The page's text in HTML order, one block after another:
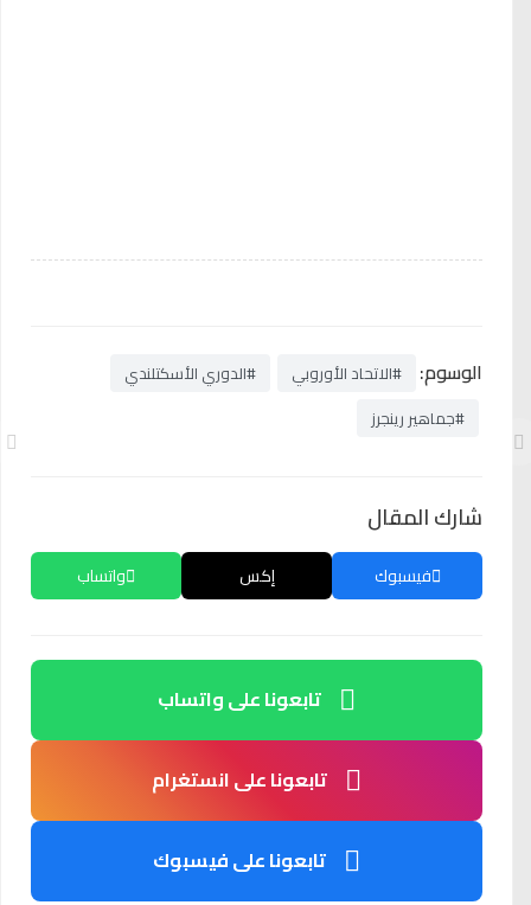
الوسوم: #الاتحاد الأوروبي
#الدوري الأسكتلندي
#جماهير رينجرز
شارك المقال
فيسبوك إكس واتساب
تابعونا على واتساب
تابعونا على انستغرام
تابعونا على فيسبوك